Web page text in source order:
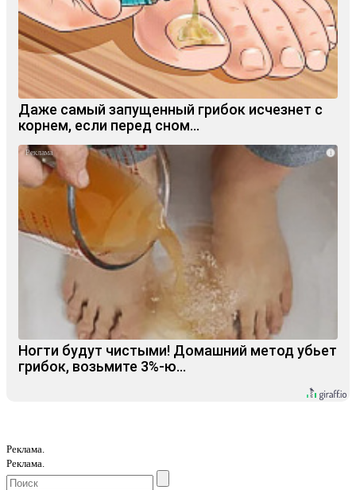
Даже самый запущенный грибок исчезнет с
корнем, если перед сном…
i
Ногти будут чистыми! Домашний метод убьет
грибок, возьмите 3%-ю…
Реклама.
Реклама.